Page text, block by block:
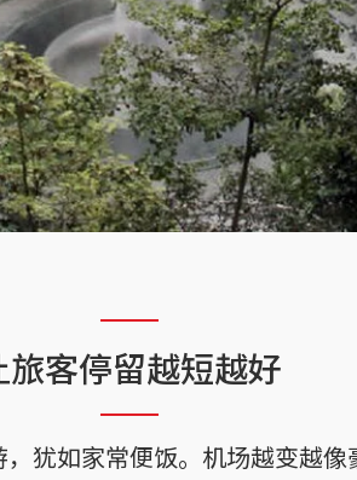
旅客停留越短越好
犹如家常便饭。机场越变越